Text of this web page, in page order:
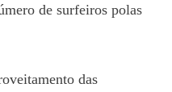
de surfeiros polas
das